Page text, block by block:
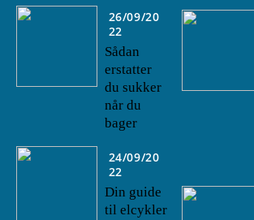
26/09/20
22
Sådan
erstatter
du sukker
når du
bager
24/09/20
22
Din guide
til elcykler